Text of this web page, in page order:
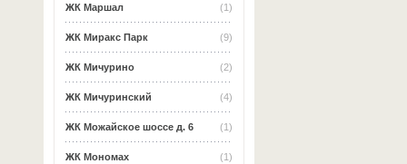
(1)
ЖК Маршал
(9)
ЖК Миракс Парк
(2)
ЖК Мичурино
(4)
ЖК Мичуринский
(1)
ЖК Можайское шоссе д. 6
(1)
ЖК Мономах